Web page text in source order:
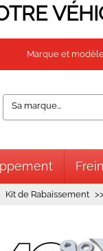
Marque et
Sa marque...
Kit de Rabaissement